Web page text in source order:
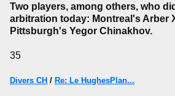
Two players, among others, who
arbitration today: Montreal's Arber
Pittsburgh's Yegor Chinakhov.
35
Divers CH / Re: Le HughesPlan...